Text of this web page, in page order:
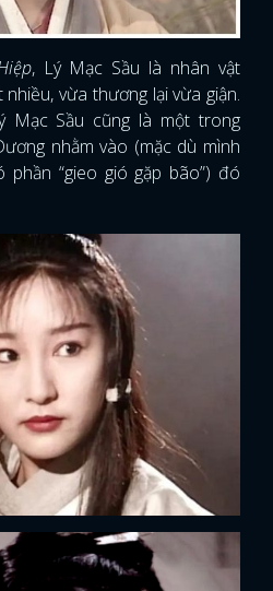
, Lý Mạc Sầu là nhân vật
vừa thương lại vừa giận.
Mạc Sầu cũng là một trong
nhằm vào (mặc dù mình
“gieo gió gặp bão”) đó